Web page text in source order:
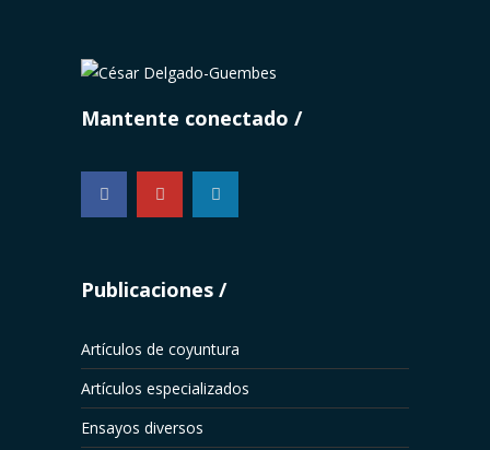
Mantente conectado
...
Publicaciones
Artículos de coyuntura
Artículos especializados
Ensayos diversos